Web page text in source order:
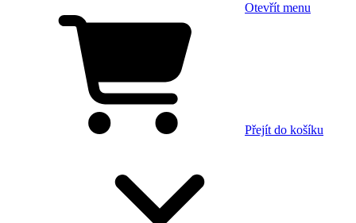
Otevřít menu
Přejít do košíku